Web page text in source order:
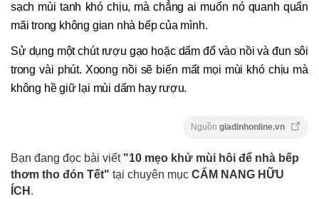
sạch mùi tanh khó chịu, mà chẳng ai muốn nó quanh quẩn
mãi trong không gian nhà bếp của mình.
Sử dụng một chút rượu gạo hoặc dấm đổ vào nồi và đun sôi
trong vài phút. Xoong nồi sẽ biến mất mọi mùi khó chịu mà
không hề giữ lại mùi dấm hay rượu.
Nguồn giadinhonline.vn
Bạn đang đọc bài viết "10 mẹo khử mùi hôi để nhà bếp
thơm tho đón Tết" tại chuyên mục CẨM NANG HỮU
ÍCH .